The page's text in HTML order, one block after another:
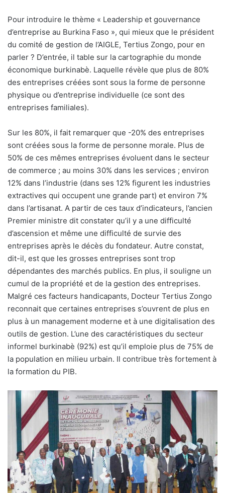
Pour introduire le thème « Leadership et gouvernance
d’entreprise au Burkina Faso », qui mieux que le président
du comité de gestion de l’AIGLE, Tertius Zongo, pour en
parler ? D’entrée, il table sur la cartographie du monde
économique burkinabè. Laquelle révèle que plus de 80%
des entreprises créées sont sous la forme de personne
physique ou d’entreprise individuelle (ce sont des
entreprises familiales).
Sur les 80%, il fait remarquer que -20% des entreprises
sont créées sous la forme de personne morale. Plus de
50% de ces mêmes entreprises évoluent dans le secteur
de commerce ; au moins 30% dans les services ; environ
12% dans l’industrie (dans ses 12% figurent les industries
extractives qui occupent une grande part) et environ 7%
dans l’artisanat. A partir de ces taux d’indicateurs, l’ancien
Premier ministre dit constater qu’il y a une difficulté
d’ascension et même une difficulté de survie des
entreprises après le décès du fondateur. Autre constat,
dit-il, est que les grosses entreprises sont trop
dépendantes des marchés publics. En plus, il souligne un
cumul de la propriété et de la gestion des entreprises.
Malgré ces facteurs handicapants, Docteur Tertius Zongo
reconnait que certaines entreprises s’ouvrent de plus en
plus à un management moderne et à une digitalisation des
outils de gestion. L’une des caractéristiques du secteur
informel burkinabè (92%) est qu’il emploie plus de 75% de
la population en milieu urbain. Il contribue très fortement à
la formation du PIB.